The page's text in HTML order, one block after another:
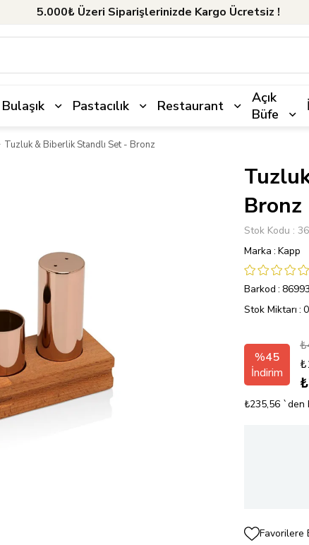
5.000₺ Üzeri Siparişlerinizde Kargo Ücretsiz !
Bulaşık Pastacılık Restaurant
Açık
Büfe
Tuzluk & Biberlik Standlı Set - Bronz
Bronz
Stok Kodu
Marka : Kapp
Barkod :
Stok Miktarı : 0
%45
İndirim
₺235,56 `den
Favorilere